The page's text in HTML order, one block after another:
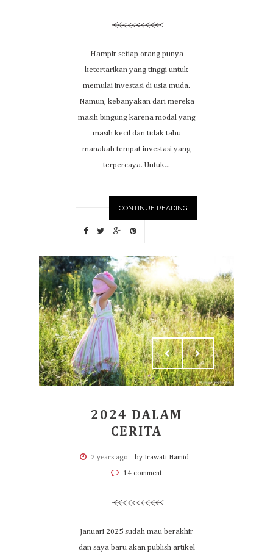
Hampir setiap orang punya
ketertarikan yang tinggi untuk
memulai investasi di usia muda.
Namun, kebanyakan dari mereka
masih bingung karena modal yang
masih kecil dan tidak tahu
manakah tempat investasi yang
terpercaya. Untuk...
CONTINUE READING
2024 DALAM
CERITA
2 years ago by Irawati Hamid
14 comment
Januari 2025 sudah mau berakhir
dan saya baru akan publish artikel